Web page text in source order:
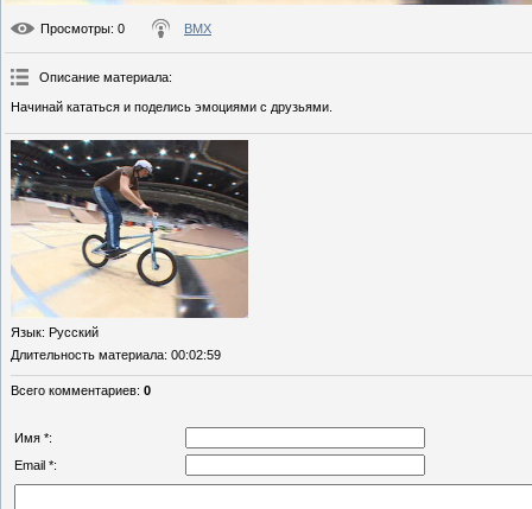
Просмотры: 0 BMX
Описание материала:
Начинай кататься и поделись эмоциями с друзьями.
Язык: Русский
Длительность материала: 00:02:59
Всего комментариев: 0
Имя *:
Email *: